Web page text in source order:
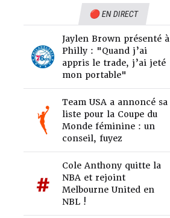
🔴 EN DIRECT
Jaylen Brown présenté à
Philly : "Quand j’ai
appris le trade, j’ai jeté
mon portable"
Team USA a annoncé sa
liste pour la Coupe du
Monde féminine : un
conseil, fuyez
Cole Anthony quitte la
NBA et rejoint
Melbourne United en
NBL !